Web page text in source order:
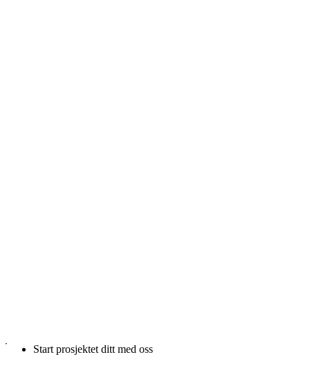
Start prosjektet ditt med oss